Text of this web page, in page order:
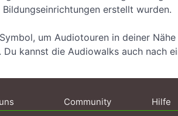
erstellt wurden.
um Audiotouren in deiner
Du kannst die Audiowalks auch nach
Community Hilfe